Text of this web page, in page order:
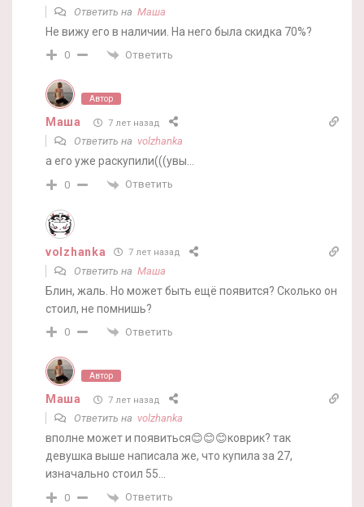
Ответить на Маша
Не вижу его в наличии. На него была скидка 70%?
0 Ответить
Автор
Маша 7 лет назад
Ответить на volzhanka
а его уже раскупили(((увы…
0 Ответить
volzhanka 7 лет назад
Ответить на Маша
Блин, жаль. Но может быть ещё появится? Сколько он
стоил, не помнишь?
0 Ответить
Автор
Маша 7 лет назад
Ответить на volzhanka
вполне может и появиться😊😊😊коврик? так
девушка выше написала же, что купила за 27,
изначально стоил 55…
0 Ответить